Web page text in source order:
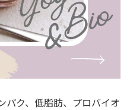
パク、低脂肪、プロバイオ